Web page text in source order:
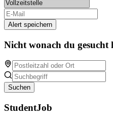
Alert speichern
Nicht wonach du gesucht
Suchen
StudentJob